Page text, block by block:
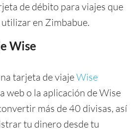
de débito para viajes que
en Zimbabue.
Wise
tarjeta de viajeWise
web o la aplicación de Wise
más de 40 divisas, así
tu dinero desde tu